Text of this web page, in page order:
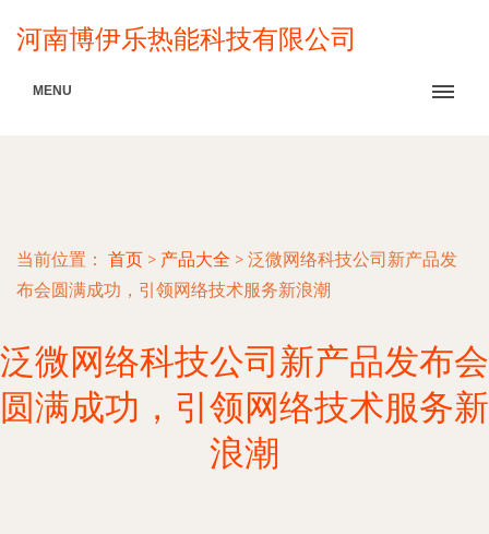
河南博伊乐热能科技有限公司
MENU
当前位置： 首页 > 产品大全 > 泛微网络科技公司新产品发
布会圆满成功，引领网络技术服务新浪潮
泛微网络科技公司新产品发布会
圆满成功，引领网络技术服务新
浪潮